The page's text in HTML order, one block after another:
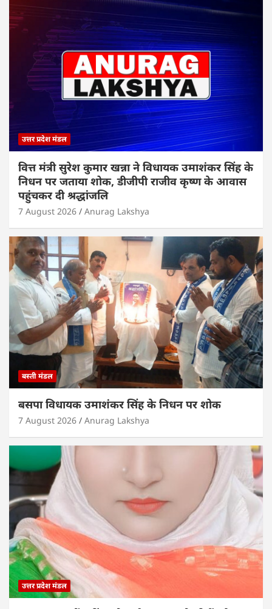
उत्तर प्रदेश मंडल
वित्त मंत्री सुरेश कुमार खन्ना ने विधायक उमाशंकर सिंह के
निधन पर जताया शोक, डीजीपी राजीव कृष्ण के आवास
पहुंचकर दी श्रद्धांजलि
7 August 2026 Anurag Lakshya
बस्ती मंडल
बसपा विधायक उमाशंकर सिंह के निधन पर शोक
7 August 2026 Anurag Lakshya
उत्तर प्रदेश मंडल